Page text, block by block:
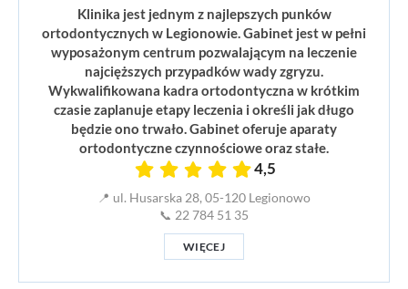
Klinika jest jednym z najlepszych punków
ortodontycznych w Legionowie. Gabinet jest w pełni
wyposażonym centrum pozwalającym na leczenie
najcięższych przypadków wady zgryzu.
Wykwalifikowana kadra ortodontyczna w krótkim
czasie zaplanuje etapy leczenia i określi jak długo
będzie ono trwało. Gabinet oferuje aparaty
ortodontyczne czynnościowe oraz stałe.
4,5
📍 ul. Husarska 28, 05-120 Legionowo
📞 22 784 51 35
WIĘCEJ